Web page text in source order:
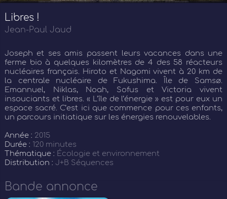
Libres !
Jean-Paul Jaud
Joseph et ses amis passent leurs vacances dans une
ferme bio à quelques kilomètres de 4 des 58 réacteurs
nucléaires français. Hiroto et Nagomi vivent à 20 km de
la centrale nucléaire de Fukushima. Île de Samsø.
Emannuel, Niklas, Noah, Sofus et Victoria vivent
insouciants et libres. « L’île de l’énergie » est pour eux un
espace sacré. C’est ici que commence pour ces enfants,
un parcours initiatique sur les énergies renouvelables.
Année : 2015
Durée : 120 minutes
Thématique : Écologie et environnement
Distribution : J+B Séquences
Bande annonce